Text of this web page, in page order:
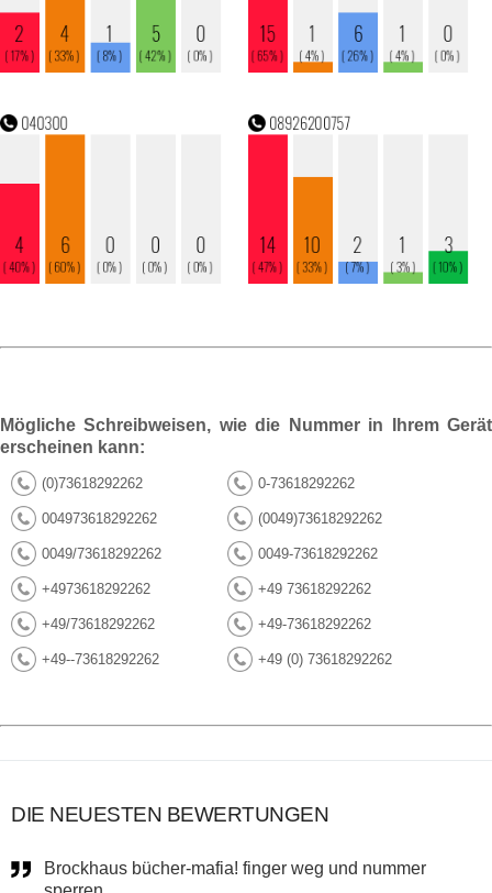
Mögliche Schreibweisen, wie die Nummer in Ihrem Gerät
erscheinen kann:
(0)73618292262 0-73618292262
004973618292262 (0049)73618292262
0049/73618292262 0049-73618292262
+4973618292262 +49 73618292262
+49/73618292262 +49-73618292262
+49--73618292262 +49 (0) 73618292262
DIE NEUESTEN BEWERTUNGEN
Brockhaus bücher-mafia! finger weg und nummer